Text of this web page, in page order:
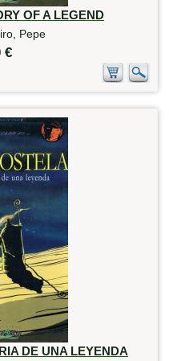
OF A LEGEND
Pepe
€
DE UNA LEYENDA